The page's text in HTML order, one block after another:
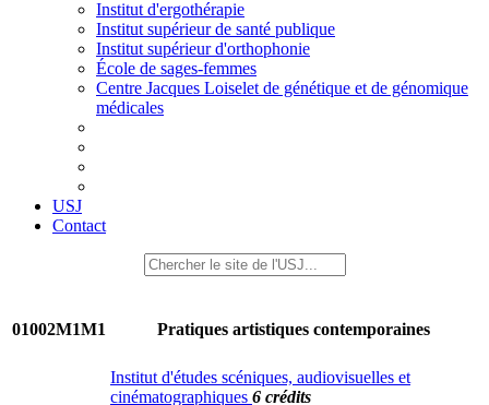
Institut d'ergothérapie
Institut supérieur de santé publique
Institut supérieur d'orthophonie
École de sages-femmes
Centre Jacques Loiselet de génétique et de génomique
médicales
USJ
Contact
01002M1M1 Pratiques artistiques contemporaines
Institut d'études scéniques, audiovisuelles et
cinématographiques 6 crédits